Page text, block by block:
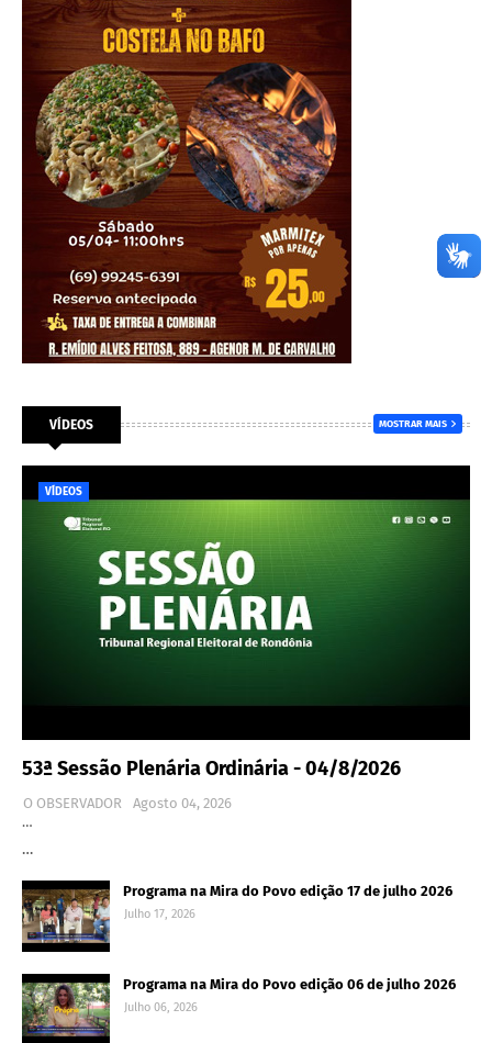
VÍDEOS MOSTRAR MAIS
VÍDEOS
53ª Sessão Plenária Ordinária - 04/8/2026
O OBSERVADOR
Agosto 04, 2026
…
…
Programa na Mira do Povo edição 17 de julho 2026
Julho 17, 2026
Programa na Mira do Povo edição 06 de julho 2026
Julho 06, 2026